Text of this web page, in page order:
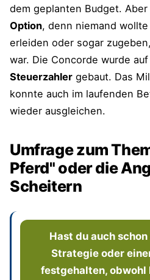
dem geplanten Budget. Aber
Option, denn niemand
erleiden oder sogar
war. Die Concorde wurde auf
Steuerzahler gebaut. Das
konnte auch im laufenden
wieder ausgleichen.
Umfrage zum
Pferd" oder die
Scheitern
Hast du auch
Strategie oder
festgehalten, obwohl